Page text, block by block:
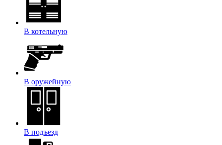
В котельную
В оружейную
В подъезд